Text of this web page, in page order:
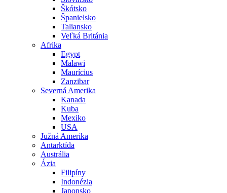
Škótsko
Španielsko
Taliansko
Veľká Británia
Afrika
Egypt
Malawi
Maurícius
Zanzibar
Severná Amerika
Kanada
Kuba
Mexiko
USA
Južná Amerika
Antarktída
Austrália
Ázia
Filipíny
Indonézia
Japonsko